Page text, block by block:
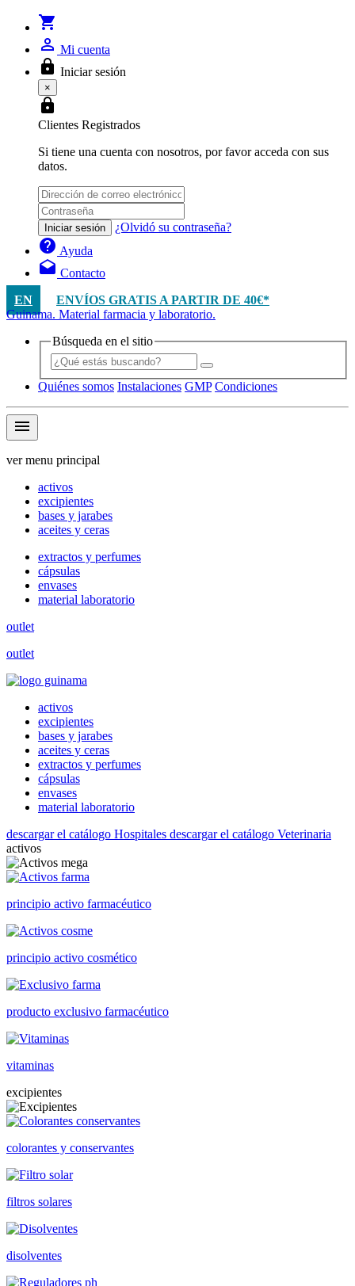
shopping_cart
person_outline Mi cuenta
lock Iniciar sesión
×
lock
Clientes Registrados
Si tiene una cuenta con nosotros, por favor acceda con sus
datos.
Iniciar sesión ¿Olvidó su contraseña?
help Ayuda
drafts Contacto
EN
ENVÍOS GRATIS A PARTIR DE 40€*
Guinama. Material farmacia y laboratorio.
Búsqueda en el sitio
Quiénes somos Instalaciones GMP Condiciones
menu
ver menu principal
activos
excipientes
bases y jarabes
aceites y ceras
extractos y perfumes
cápsulas
envases
material laboratorio
outlet
outlet
activos
excipientes
bases y jarabes
aceites y ceras
extractos y perfumes
cápsulas
envases
material laboratorio
descargar el catálogo Hospitales descargar el catálogo Veterinaria
activos
principio activo farmacéutico
principio activo cosmético
producto exclusivo farmacéutico
vitaminas
excipientes
colorantes y conservantes
filtros solares
disolventes